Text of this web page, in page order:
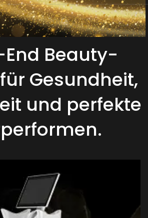
Beauty-
Gesundheit,
und perfekte